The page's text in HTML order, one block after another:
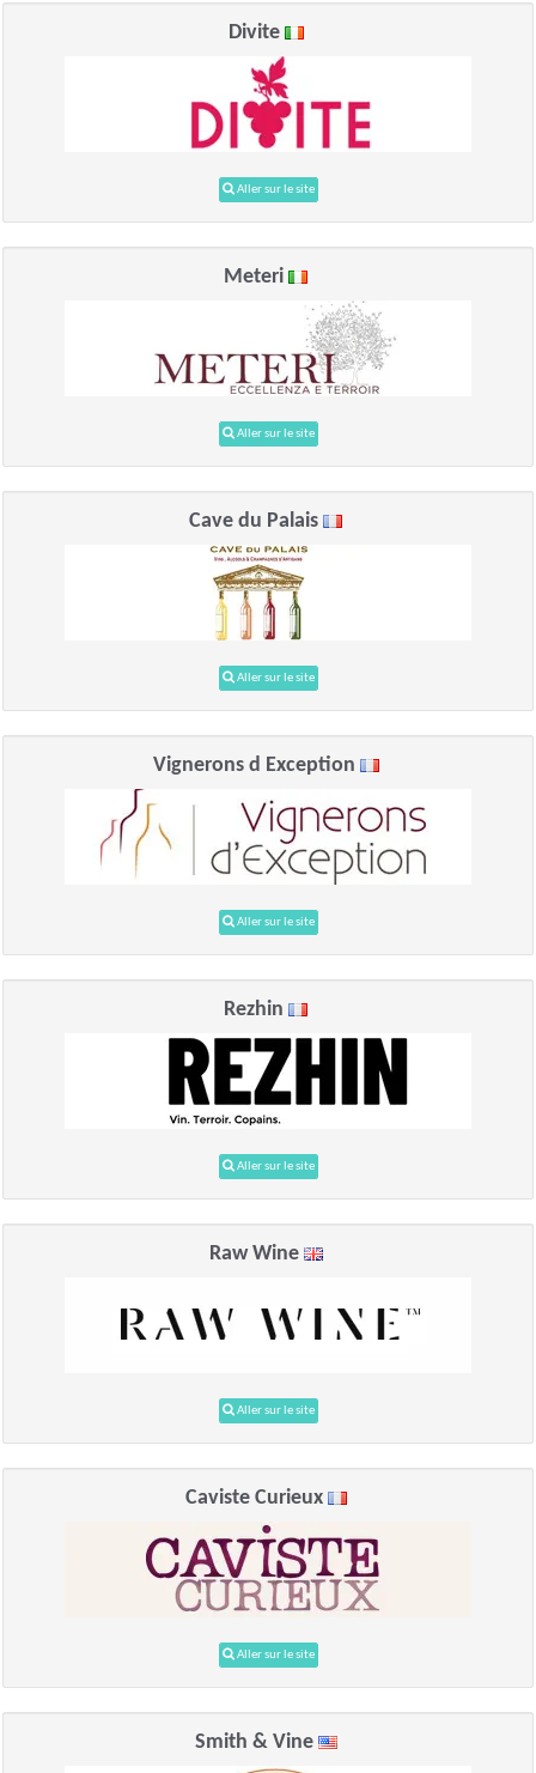
Divite
Aller sur le site
Meteri
Aller sur le site
Cave du Palais
Aller sur le site
Vignerons d Exception
Aller sur le site
Rezhin
Aller sur le site
Raw Wine
Aller sur le site
Caviste Curieux
Aller sur le site
Smith & Vine